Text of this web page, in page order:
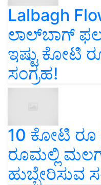
Lalbagh
ಲಾಲ್‌ಬಾಗ್
ಇಷ್ಟು ಕೋಟಿ
ಸಂಗ್ರಹ!
10 ಕೋಟಿ
ರೂಮಲ್ಲಿ
ಹುಬ್ಬೇರಿಸುವ